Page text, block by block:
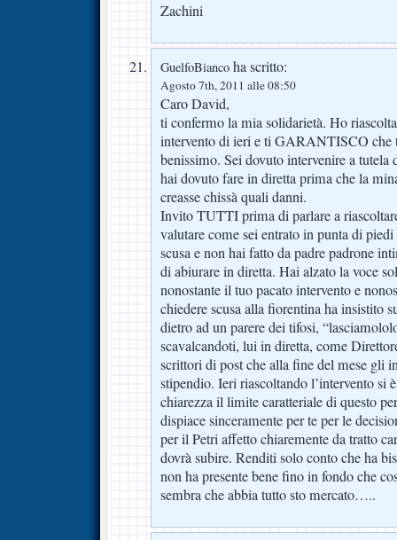
Zachini
GuelfoBianco ha scritto:
Agosto 7th, 2011 alle 08:50
Caro David,
ti confermo la mia solidarietà. Ho
intervento di ieri e ti GARANTISCO che
benissimo. Sei dovuto intervenire a
hai dovuto fare in diretta prima che la
creasse chissà quali danni.
Invito TUTTI prima di parlare a
valutare come sei entrato in punta di
scusa e non hai fatto da padre padrone
di abiurare in diretta. Hai alzato la voce
nonostante il tuo pacato intervento e
chiedere scusa alla fiorentina ha insistito
dietro ad un parere dei tifosi,
scavalcandoti, lui in diretta, come
scrittori di post che alla fine del mese gli
stipendio. Ieri riascoltando l’intervento si
chiarezza il limite caratteriale di questo
dispiace sinceramente per te per le
per il Petri affetto chiaremente da tratto
dovrà subire. Renditi solo conto che ha
non ha presente bene fino in fondo che
sembra che abbia tutto sto mercato…..